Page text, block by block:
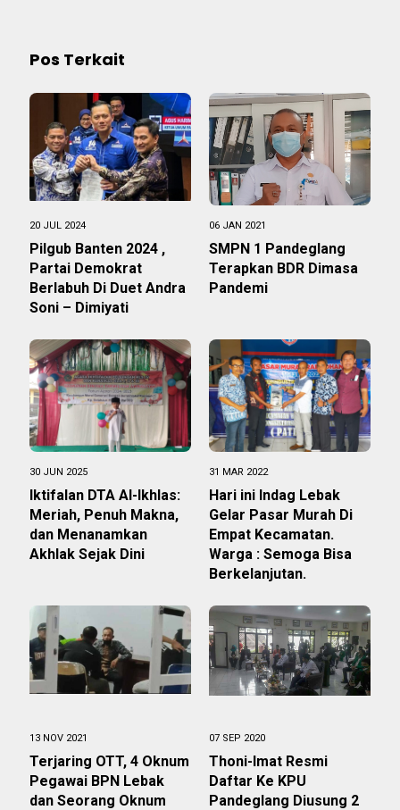
Pos Terkait
20 JUL 2024
Pilgub Banten 2024 ,
Partai Demokrat
Berlabuh Di Duet Andra
Soni – Dimiyati
06 JAN 2021
SMPN 1 Pandeglang
Terapkan BDR Dimasa
Pandemi
30 JUN 2025
Iktifalan DTA Al-Ikhlas:
Meriah, Penuh Makna,
dan Menanamkan
Akhlak Sejak Dini
31 MAR 2022
Hari ini Indag Lebak
Gelar Pasar Murah Di
Empat Kecamatan.
Warga : Semoga Bisa
Berkelanjutan.
13 NOV 2021
Terjaring OTT, 4 Oknum
Pegawai BPN Lebak
dan Seorang Oknum
07 SEP 2020
Thoni-Imat Resmi
Daftar Ke KPU
Pandeglang Diusung 2